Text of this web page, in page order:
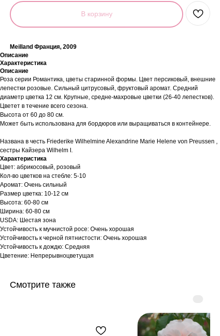
В корзину
Meilland Франция, 2009
Описание
Характеристика
Описание
Роза серии Романтика, цветы старинной формы. Цвет персиковый, внешние
лепестки розовые. Сильный цитрусовый, фруктовый аромат. Средний
диаметр цветка 12 см. Крупные, средне-махровые цветки (26-40 лепестков).
Цветет в течение всего сезона.
Высота от 60 до 80 см.
Может быть использована для бордюров или выращиваться в контейнере.
Названа в честь Friederike Wilhelmine Alexandrine Marie Helene von Preussen ,
сестры Кайзера Wilhelm I.
Характеристика
Цвет: абрикосовый, розовый
Кол-во цветков на стебле: 5-10
Аромат: Очень сильный
Размер цветка: 10-12 см
Высота: 60-80 см
Ширина: 60-80 см
USDA: Шестая зона
Устойчивость к мучнистой росе: Очень хорошая
Устойчивость к черной пятнистости: Очень хорошая
Устойчивость к дождю: Средняя
Цветение: Непрерывноцветущая
Смотрите также